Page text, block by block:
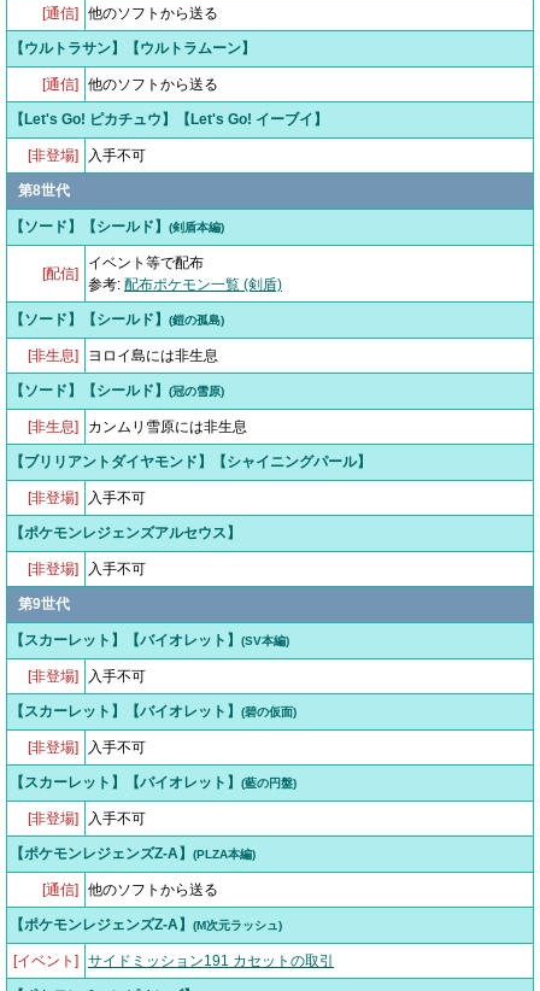
[通信] 他のソフトから送る
【ウルトラサン】【ウルトラムーン】
[通信] 他のソフトから送る
【Let's Go! ピカチュウ】【Let's Go! イーブイ】
[非登場] 入手不可
第8世代
【ソード】【シールド】 (剣盾本編)
[配信]
イベント等で配布
参考: 配布ポケモン一覧 (剣盾)
【ソード】【シールド】 (鎧の孤島)
[非生息] ヨロイ島には非生息
【ソード】【シールド】 (冠の雪原)
[非生息] カンムリ雪原には非生息
【ブリリアントダイヤモンド】【シャイニングパール】
[非登場] 入手不可
【ポケモンレジェンズアルセウス】
[非登場] 入手不可
第9世代
【スカーレット】【バイオレット】 (SV本編)
[非登場] 入手不可
【スカーレット】【バイオレット】 (碧の仮面)
[非登場] 入手不可
【スカーレット】【バイオレット】 (藍の円盤)
[非登場] 入手不可
【ポケモンレジェンズZ-A】 (PLZA本編)
[通信] 他のソフトから送る
【ポケモンレジェンズZ-A】 (M次元ラッシュ)
[イベント] サイドミッション191 カセットの取引